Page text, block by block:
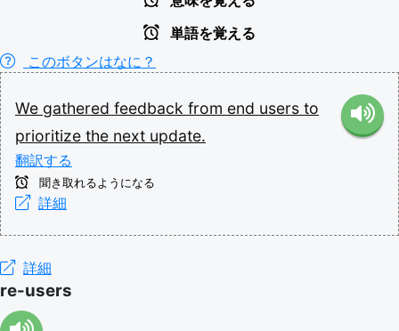
単語を覚える
このボタンはなに？
We gathered feedback from end users to
prioritize the next update.
翻訳する
聞き取れるようになる
詳細
詳細
re-users